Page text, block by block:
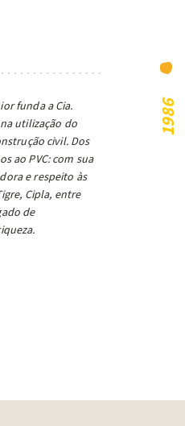
funda a Cia.
utilização do
civil. Dos
ao PVC: com sua
e respeito às
Cipla, entre
de
1986